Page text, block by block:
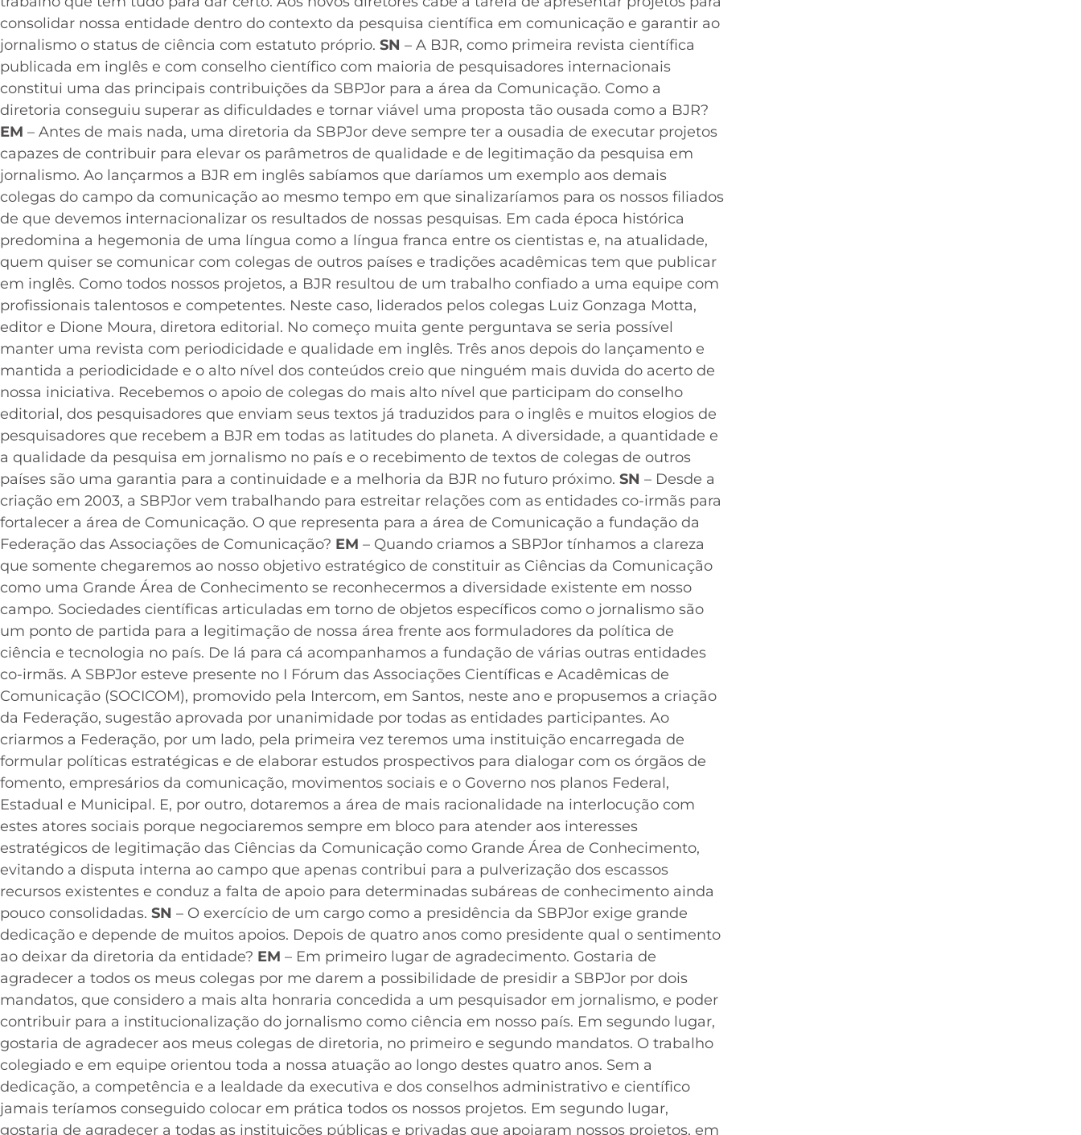
consolidar nossa entidade dentro do contexto da pesquisa científica em comunicação e garantir ao
jornalismo o status de ciência com estatuto próprio. SN – A BJR, como primeira revista científica
publicada em inglês e com conselho científico com maioria de pesquisadores internacionais
constitui uma das principais contribuições da SBPJor para a área da Comunicação. Como a
diretoria conseguiu superar as dificuldades e tornar viável uma proposta tão ousada como a BJR?
EM – Antes de mais nada, uma diretoria da SBPJor deve sempre ter a ousadia de executar projetos
capazes de contribuir para elevar os parâmetros de qualidade e de legitimação da pesquisa em
jornalismo. Ao lançarmos a BJR em inglês sabíamos que daríamos um exemplo aos demais
colegas do campo da comunicação ao mesmo tempo em que sinalizaríamos para os nossos filiados
de que devemos internacionalizar os resultados de nossas pesquisas. Em cada época histórica
predomina a hegemonia de uma língua como a língua franca entre os cientistas e, na atualidade,
quem quiser se comunicar com colegas de outros países e tradições acadêmicas tem que publicar
em inglês. Como todos nossos projetos, a BJR resultou de um trabalho confiado a uma equipe com
profissionais talentosos e competentes. Neste caso, liderados pelos colegas Luiz Gonzaga Motta,
editor e Dione Moura, diretora editorial. No começo muita gente perguntava se seria possível
manter uma revista com periodicidade e qualidade em inglês. Três anos depois do lançamento e
mantida a periodicidade e o alto nível dos conteúdos creio que ninguém mais duvida do acerto de
nossa iniciativa. Recebemos o apoio de colegas do mais alto nível que participam do conselho
editorial, dos pesquisadores que enviam seus textos já traduzidos para o inglês e muitos elogios de
pesquisadores que recebem a BJR em todas as latitudes do planeta. A diversidade, a quantidade e
a qualidade da pesquisa em jornalismo no país e o recebimento de textos de colegas de outros
países são uma garantia para a continuidade e a melhoria da BJR no futuro próximo. SN – Desde a
criação em 2003, a SBPJor vem trabalhando para estreitar relações com as entidades co-irmãs para
fortalecer a área de Comunicação. O que representa para a área de Comunicação a fundação da
Federação das Associações de Comunicação? EM – Quando criamos a SBPJor tínhamos a clareza
que somente chegaremos ao nosso objetivo estratégico de constituir as Ciências da Comunicação
como uma Grande Área de Conhecimento se reconhecermos a diversidade existente em nosso
campo. Sociedades científicas articuladas em torno de objetos específicos como o jornalismo são
um ponto de partida para a legitimação de nossa área frente aos formuladores da política de
ciência e tecnologia no país. De lá para cá acompanhamos a fundação de várias outras entidades
co-irmãs. A SBPJor esteve presente no I Fórum das Associações Científicas e Acadêmicas de
Comunicação (SOCICOM), promovido pela Intercom, em Santos, neste ano e propusemos a criação
da Federação, sugestão aprovada por unanimidade por todas as entidades participantes. Ao
criarmos a Federação, por um lado, pela primeira vez teremos uma instituição encarregada de
formular políticas estratégicas e de elaborar estudos prospectivos para dialogar com os órgãos de
fomento, empresários da comunicação, movimentos sociais e o Governo nos planos Federal,
Estadual e Municipal. E, por outro, dotaremos a área de mais racionalidade na interlocução com
estes atores sociais porque negociaremos sempre em bloco para atender aos interesses
estratégicos de legitimação das Ciências da Comunicação como Grande Área de Conhecimento,
evitando a disputa interna ao campo que apenas contribui para a pulverização dos escassos
recursos existentes e conduz a falta de apoio para determinadas subáreas de conhecimento ainda
pouco consolidadas. SN – O exercício de um cargo como a presidência da SBPJor exige grande
dedicação e depende de muitos apoios. Depois de quatro anos como presidente qual o sentimento
ao deixar da diretoria da entidade? EM – Em primeiro lugar de agradecimento. Gostaria de
agradecer a todos os meus colegas por me darem a possibilidade de presidir a SBPJor por dois
mandatos, que considero a mais alta honraria concedida a um pesquisador em jornalismo, e poder
contribuir para a institucionalização do jornalismo como ciência em nosso país. Em segundo lugar,
gostaria de agradecer aos meus colegas de diretoria, no primeiro e segundo mandatos. O trabalho
colegiado e em equipe orientou toda a nossa atuação ao longo destes quatro anos. Sem a
dedicação, a competência e a lealdade da executiva e dos conselhos administrativo e científico
jamais teríamos conseguido colocar em prática todos os nossos projetos. Em segundo lugar,
gostaria de agradecer a todas as instituições públicas e privadas que apoiaram nossos projetos, em